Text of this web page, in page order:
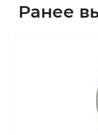
Ранее